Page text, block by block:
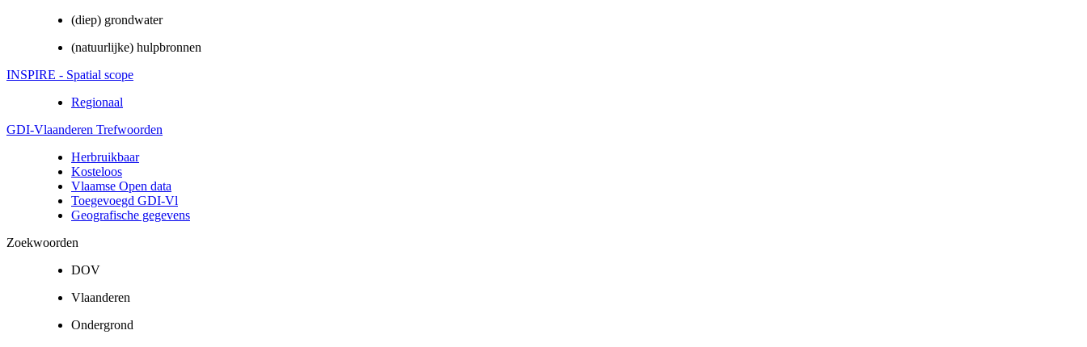
(diep) grondwater
(natuurlijke) hulpbronnen
INSPIRE - Spatial scope
Regionaal
GDI-Vlaanderen Trefwoorden
Herbruikbaar
Kosteloos
Vlaamse Open data
Toegevoegd GDI-Vl
Geografische gegevens
Zoekwoorden
DOV
Vlaanderen
Ondergrond